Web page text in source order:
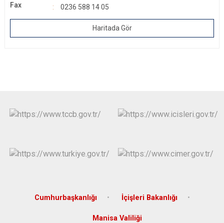
Fax
0236 588 14 05
Haritada Gör
Cumhurbaşkanlığı İçişleri Bakanlığı
Manisa Valiliği